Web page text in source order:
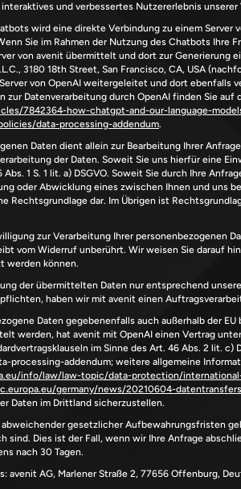
und verbessertes Nutzererlebnis
wird eine direkte Verbindung zu einem
Sie im Rahmen der Nutzung des Chatbots Ihre
von avenit übermittelt und dort zur Generierung
3180 18th Street, San Francisco, CA, USA
von OpenAI weitergeleitet und dort ebenfalls
7842364-how-chatgpt-and-our-language-
data-processing-addendum.
Daten dient allein zur Bearbeitung Ihrer
der Daten. Soweit Sie uns hierfür eine
1 S. 1 lit. a) DSGVO. Soweit Sie durch Ihre
oder Abwicklung eines zwischen Ihnen und uns
Rechtsgrundlage dar. Im Übrigen ist
zur Verarbeitung Ihrer personenbezogenen
vom Widerruf unberührt. Wir weisen Sie darauf
werden können.
der übermittelten Daten nur entsprechend
haben wir mit avenit einen
Daten gegebenenfalls auch außerhalb der
werden, hat avenit mit OpenAI einen Vertrag
processing-addendum; weitere allgemeine
info/law/law-topic/data-protection/
germany/news/20210604-
Daten im Drittland sicherzustellen.
gesetzlicher Aufbewahrungsfristen
sind. Dies ist der Fall, wenn wir Ihre Anfrage
nach 30 Tagen.
avenit AG, Marlener Straße 2, 77656 Offenburg,